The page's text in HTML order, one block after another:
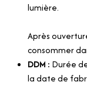
lumière.
Après
consommer
DDM : Durée
la date de